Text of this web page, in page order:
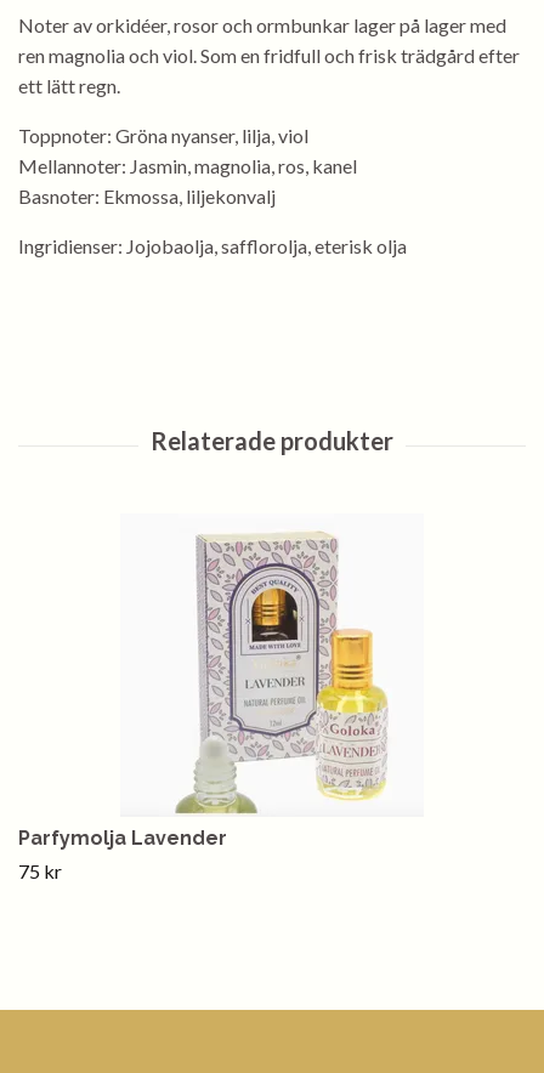
Noter av orkidéer, rosor och ormbunkar lager på lager med
ren magnolia och viol. Som en fridfull och frisk trädgård efter
ett lätt regn.
Toppnoter: Gröna nyanser, lilja, viol
Mellannoter: Jasmin, magnolia, ros, kanel
Basnoter: Ekmossa, liljekonvalj
Ingridienser: Jojobaolja, safflorolja, eterisk olja
Parfymolja Lavender
75 kr